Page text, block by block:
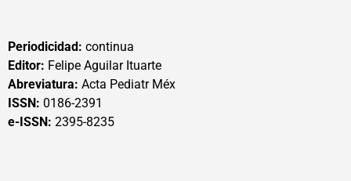
Periodicidad: continua
Editor: Felipe Aguilar Ituarte
Abreviatura: Acta Pediatr Méx
ISSN: 0186-2391
e-ISSN: 2395-8235